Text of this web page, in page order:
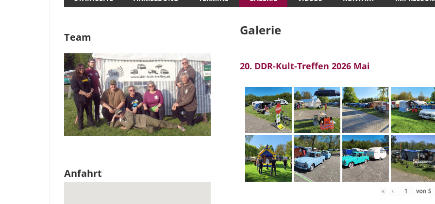
Galerie
20. DDR-Kult-Treffen 2026 Mai
« ‹ von 5
Team
Anfahrt